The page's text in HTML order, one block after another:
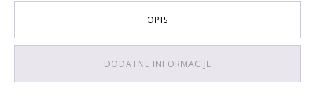
OPIS
DODATNE INFORMACIJE